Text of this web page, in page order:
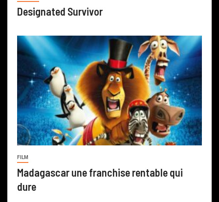
Designated Survivor
FILM
Madagascar une franchise rentable qui
dure